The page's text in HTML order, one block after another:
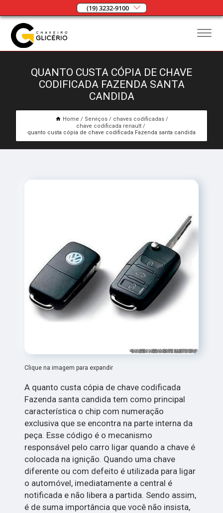
(19) 3232-9100
QUANTO CUSTA CÓPIA DE CHAVE
CODIFICADA FAZENDA SANTA
CANDIDA
Home Serviços
chaves codificadas
chave codificada renault
quanto custa cópia de chave codificada Fazenda santa candida
Clique na imagem para expandir
A quanto custa cópia de chave codificada
Fazenda santa candida tem como principal
característica o chip com numeração
exclusiva que se encontra na parte interna da
peça. Esse código é o mecanismo
responsável pelo carro ligar quando a chave é
colocada na ignição. Quando uma chave
diferente ou com defeito é utilizada para ligar
o automóvel, imediatamente a central é
notificada e não libera a partida. Sendo assim,
é de suma importância que você não insista,